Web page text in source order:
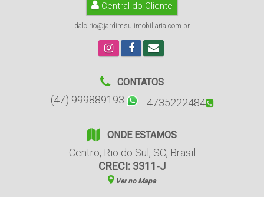
Central do Cliente
dalcirio@jardimsulimobiliaria.com.br
CONTATOS
(47) 999889193 4735222484
ONDE ESTAMOS
Centro, Rio do Sul , SC, Brasil
CRECI: 3311-J
Ver no Mapa